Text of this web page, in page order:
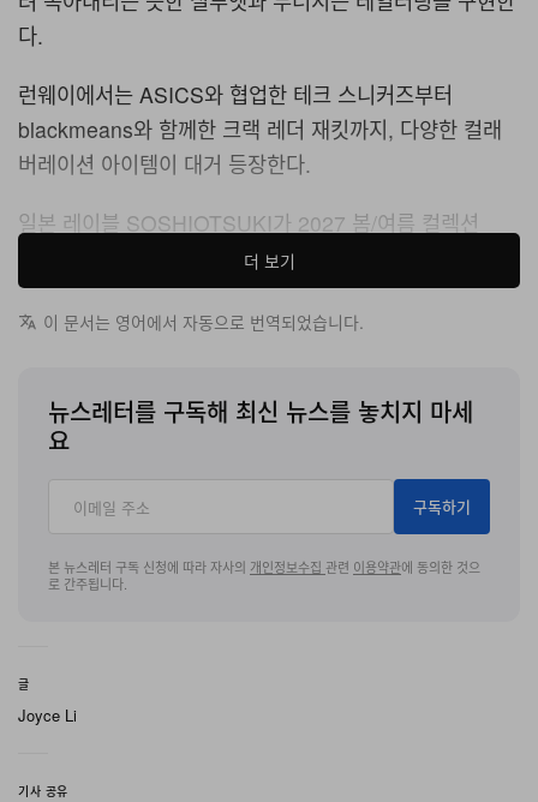
다.
런웨이에서는 ASICS와 협업한 테크 스니커즈부터
blackmeans와 함께한 크랙 레더 재킷까지, 다양한 컬래
버레이션 아이템이 대거 등장한다.
일본 레이블 SOSHIOTSUKI가 2027 봄/여름 컬렉션
‘The Persistence of Memory’를 공식 공개했다. 계승된
기억과 한 번도 가보지 못한 장소를 향한 노스탤지어가 얽
혀 형성하는 복합적인 구조를 탐구하며, 전통적으로 엄격
어내는 모습을 시각적 모티프로 삼아 서사를 전개한다.
디자이너 Soshi Otsuki는 단순한 캐주얼 스타일링에 기대
지 않고, 각 의상의 패턴 커팅 단계에서부터 의도된 ‘헐거
움’과 불완전함의 순간을 정교하게 설계한다. 실루엣은 뒤
집힌 비대칭 칼라, 자연스럽게 알파벳 ‘S’ 형태로 휘어지는
라펠, 이너 레이어가 드러나도록 부분적으로 열린 상태로
단단한 내부 캔버스와 정밀한 패턴 커팅, 숨겨진 메탈 인서
트로 구조를 유지하면서도 중력에 눌려 완전히 유동적으로
더 보기
이 문서는 영어에서 자동으로 번역되었습니다.
뉴스레터를 구독해 최신 뉴스를 놓치지 마세
요
구독하기
본 뉴스레터 구독 신청에 따라 자사의 개인정보수집 관련 이용약관에 동의한 것으
로 간주됩니다.
글
Joyce Li
기사 공유